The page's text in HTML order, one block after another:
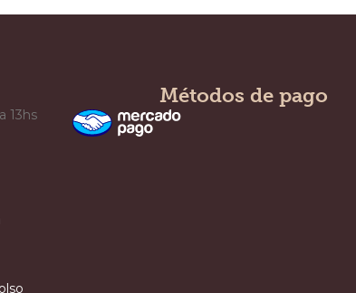
13hs
Métodos de pago